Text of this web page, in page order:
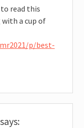
read this
with a cup of
p/best-
says: